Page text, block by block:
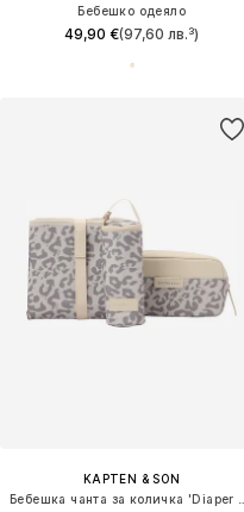
Бебешко одеяло
49,90 €(97,60 лв.³)
KAPTEN & SON